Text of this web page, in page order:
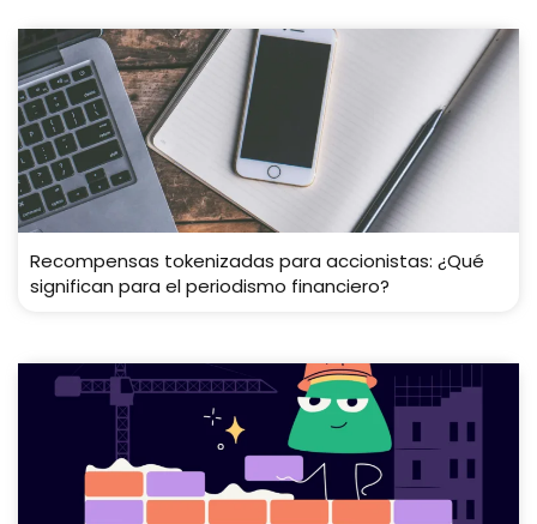
Recompensas tokenizadas para accionistas: ¿Qué
significan para el periodismo financiero?